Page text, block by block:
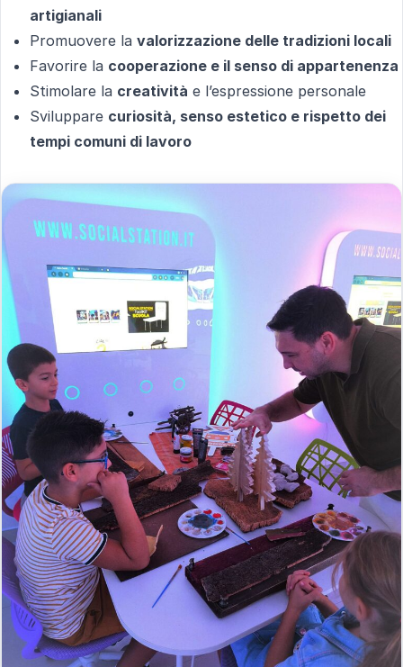
artigianali
Promuovere la valorizzazione delle tradizioni locali
Favorire la cooperazione e il senso di appartenenza
Stimolare la creatività e l’espressione personale
Sviluppare curiosità, senso estetico e rispetto dei
tempi comuni di lavoro